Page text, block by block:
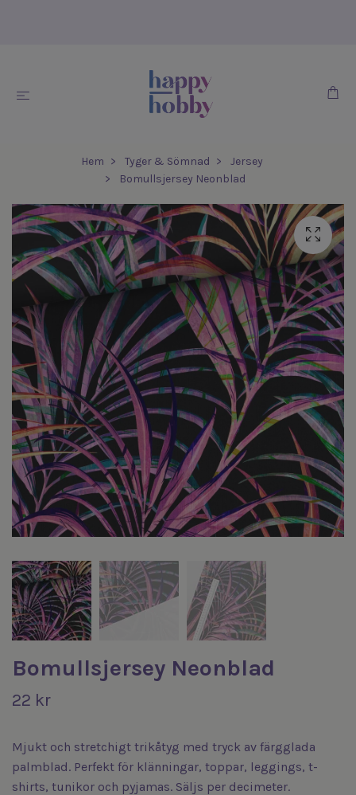
Hem Tyger & Sömnad
Jersey
Bomullsjersey Neonblad
Bomullsjersey Neonblad
22 kr
Mjukt och stretchigt trikåtyg med tryck av färgglada
palmblad. Perfekt för klänningar, toppar, leggings, t-
shirts, tunikor och pyjamas. Säljs per decimeter.